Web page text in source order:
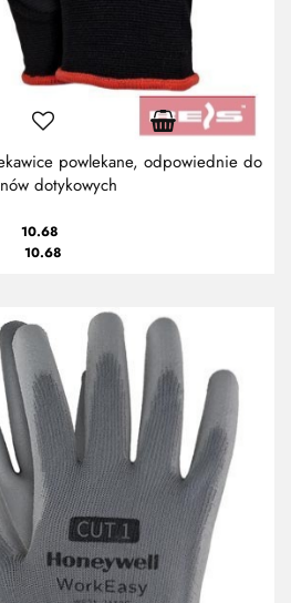
powlekane, odpowiednie do
dotykowych
10.68
10.68